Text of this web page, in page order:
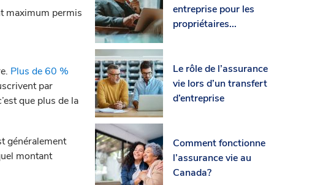
maximum permis
Plus de 60 %
par
que plus de la
généralement
montant
entreprise pour les
propriétaires...
Le rôle de l’assurance
vie lors d’un transfert
d’entreprise
Comment fonctionne
l’assurance vie au
Canada?